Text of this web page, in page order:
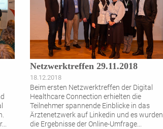
...
Netzwerktreffen 29.11.2018
18.12.2018
Beim ersten Netzwerktreffen der Digital
Healthcare Connection erhielten die
Teilnehmer spannende Einblicke in das
Ärztenetzwerk auf Linkedin und es wurden
die Ergebnisse der Online-Umfrage...